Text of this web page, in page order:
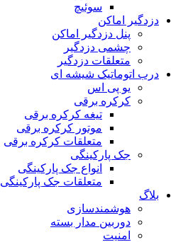
سوئیچ
دزدگیر اماکن
پنل دزدگیر اماکن
چشمی دزدگیر
متعلقات دزدگیر
درب اتوماتیک شیشه ای
یو پی اس
کرکره برقی
تیغه کرکره برقی
موتور کرکره برقی
متعلقات کرکره برقی
جک پارکینگی
انواع جک پارکینگی
متعلقات جک پارکینگی
بلاگ
هوشمندسازی
دوربین مدار بسته
امنیت